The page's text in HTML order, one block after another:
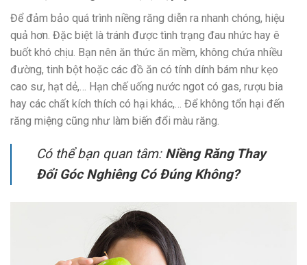
Để đảm bảo quá trình niềng răng diễn ra nhanh chóng, hiệu
quả hơn. Đặc biệt là tránh được tình trạng đau nhức hay ê
buốt khó chịu. Bạn nên ăn thức ăn mềm, không chứa nhiều
đường, tinh bột hoặc các đồ ăn có tính dính bám như kẹo
cao sư, hạt dẻ,… Hạn chế uống nước ngot có gas, rượu bia
hay các chất kích thích có hại khác,… Để không tổn hại đến
răng miệng cũng như làm biến đổi màu răng.
Có thể bạn quan tâm: Niềng Răng Thay
Đổi Góc Nghiêng Có Đúng Không?